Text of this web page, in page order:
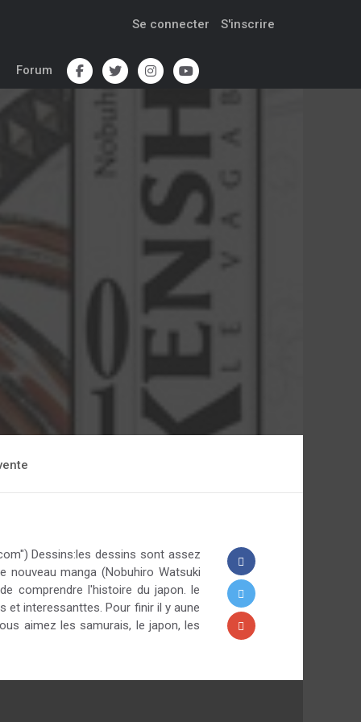
Se connecter S'inscrire
Forum
Dessins:les dessins sont assez
manga (Nobuhiro Watsuki
comprendre l'histoire du japon. le
et interessanttes. Pour finir il y aune
aimez les samurais, le japon, les